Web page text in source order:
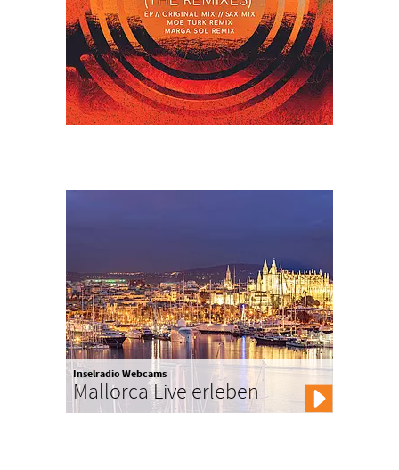
Inselradio Webcams
Mallorca Live erleben